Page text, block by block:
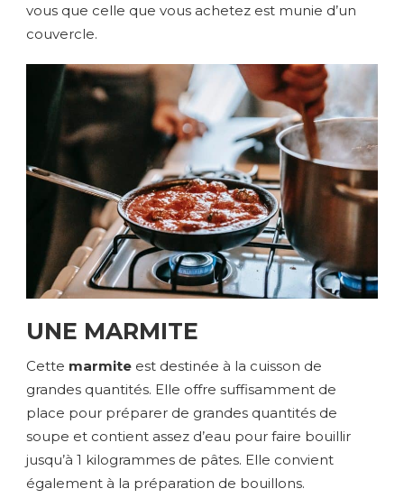
vous que celle que vous achetez est munie d’un
couvercle.
UNE MARMITE
Cette marmite est destinée à la cuisson de
grandes quantités. Elle offre suffisamment de
place pour préparer de grandes quantités de
soupe et contient assez d’eau pour faire bouillir
jusqu’à 1 kilogrammes de pâtes. Elle convient
également à la préparation de bouillons.